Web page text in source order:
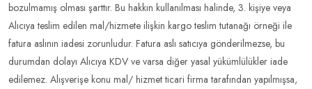
bozulmamış olması şarttır. Bu hakkın kullanılması halinde, 3. kişiye veya
Alıcıya teslim edilen mal/hizmete ilişkin kargo teslim tutanağı örneği ile
fatura aslının iadesi zorunludur. Fatura aslı satıcıya gönderilmezse, bu
durumdan dolayı Alıcıya KDV ve varsa diğer yasal yükümlülükler iade
edilemez. Alışverişe konu mal/ hizmet ticari firma tarafından yapılmışsa,